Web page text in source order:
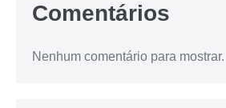
Comentários
Nenhum comentário para mostrar.